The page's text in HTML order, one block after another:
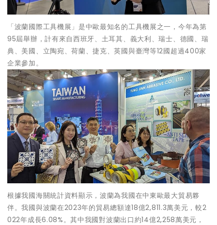
「波蘭國際工具機展」是中歐最知名的工具機展之一，今年為第
95屆舉辦，計有來自西班牙、土耳其、義大利、瑞士、德國、瑞
典、美國、立陶宛、荷蘭、捷克、英國與臺灣等12國超過400家
企業參加。
根據我國海關統計資料顯示，波蘭為我國在中東歐最大貿易夥
伴。我國與波蘭在2023年的貿易總額達18億2,811.3萬美元，較2
022年成長6.08%。其中我國對波蘭出口約14億2,258萬美元，